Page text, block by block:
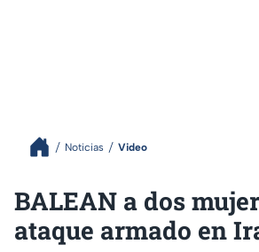
Noticias Video
BALEAN a dos
ataque armado en